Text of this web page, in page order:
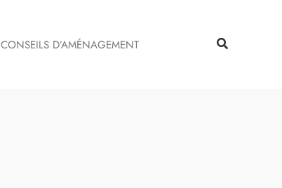
CONSEILS D’AMÉNAGEMENT Rechercher